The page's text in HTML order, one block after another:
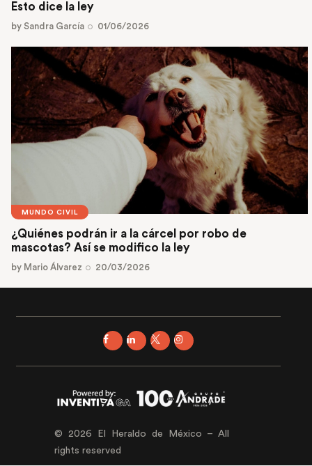
Esto dice la ley
by Sandra García 01/06/2026
MUNDO CIVIL
¿Quiénes podrán ir a la cárcel por robo de
mascotas? Así se modifico la ley
by Mario Álvarez 20/03/2026
© 2026 El Heraldo de México – All
rights reserved